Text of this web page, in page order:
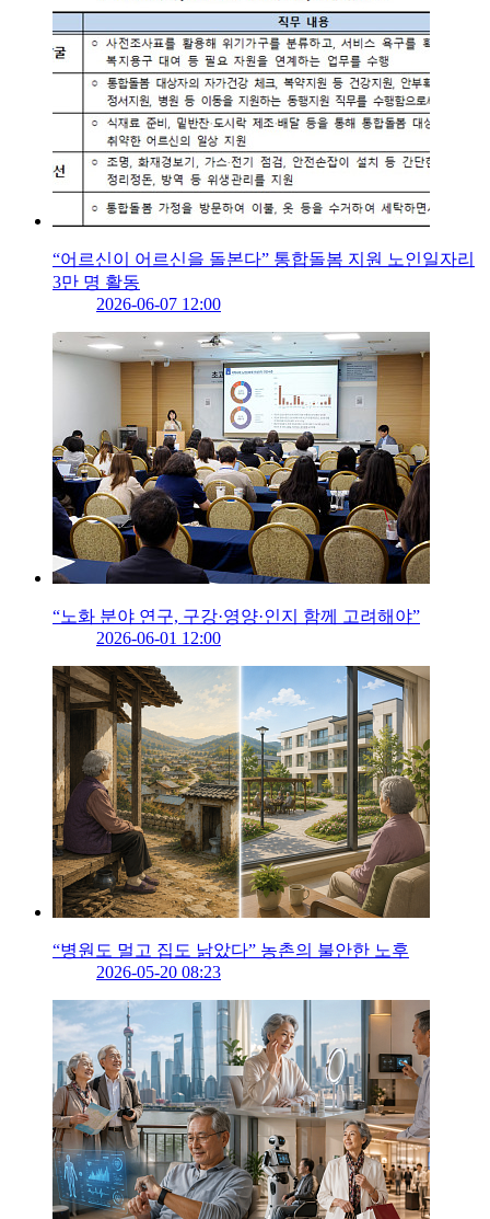
“어르신이 어르신을 돌본다” 통합돌봄 지원 노인일자리
3만 명 활동
2026-06-07 12:00
“노화 분야 연구, 구강·영양·인지 함께 고려해야”
2026-06-01 12:00
“병원도 멀고 집도 낡았다” 농촌의 불안한 노후
2026-05-20 08:23